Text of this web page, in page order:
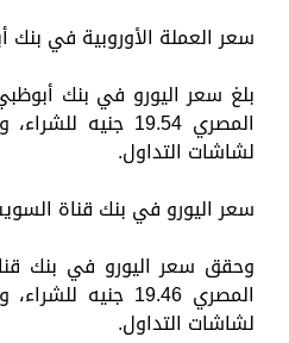
سعر العملة الأوروبية في بنك
بلغ سعر اليورو في بنك
لشاشات التداول.
سعر اليورو في بنك قناة
وحقق سعر اليورو في بنك
لشاشات التداول.